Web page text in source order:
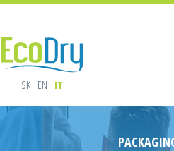
SK EN IT